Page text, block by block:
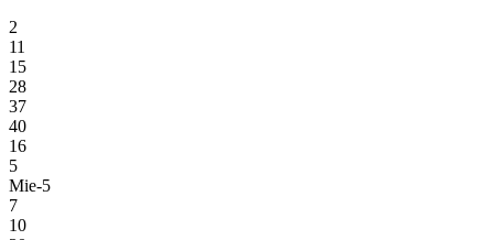
2
11
15
28
37
40
16
5
Mie-5
7
10